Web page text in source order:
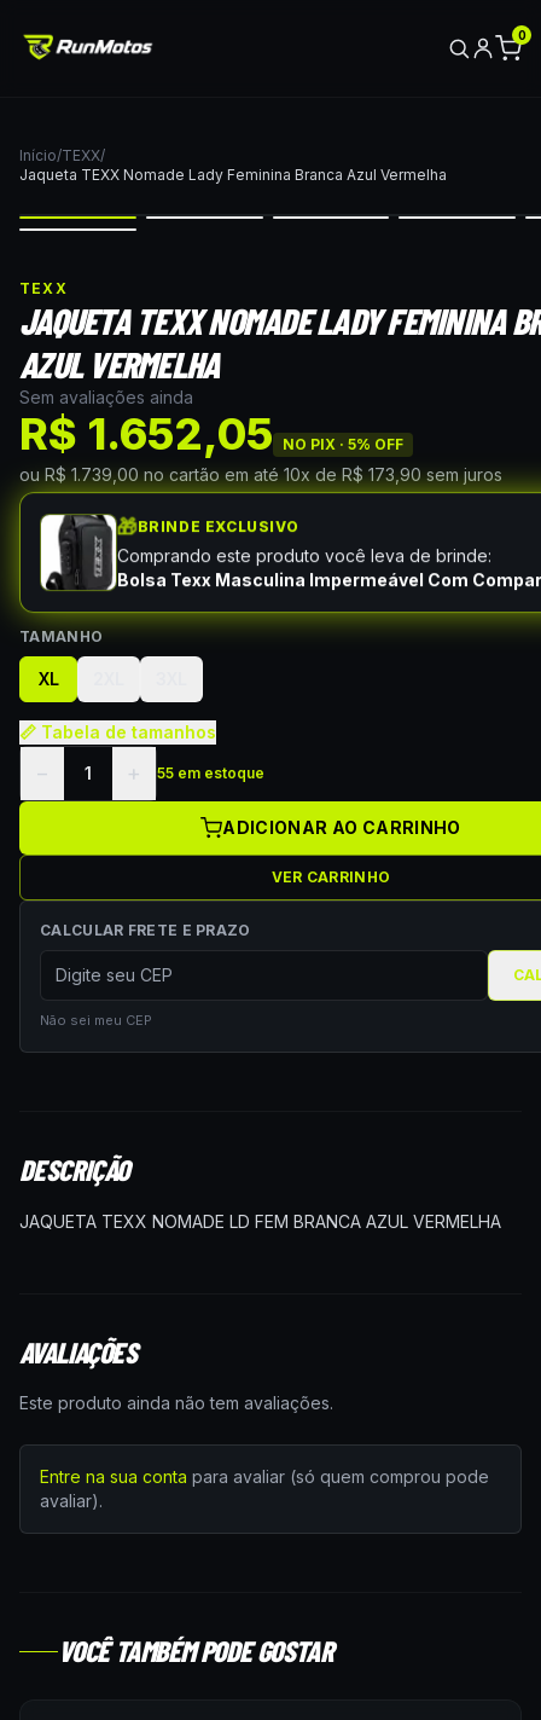
0
Início/TEXX/
Jaqueta TEXX Nomade Lady Feminina Branca Azul Vermelha
TEXX
JAQUETA TEXX NOMADE LADY FEMININA
AZUL VERMELHA
Sem avaliações ainda
R$ 1.652,05 NO PIX · 5% OFF
ou R$ 1.739,00 no cartão em até 10x de R$ 173,90 sem juros
🎁BRINDE EXCLUSIVO
Comprando este produto você leva de brinde:
Bolsa Texx Masculina Impermeável Com
TAMANHO
XL
📏 Tabela de tamanhos
− 1 + 55 em estoque
ADICIONAR AO CARRINHO
VER CARRINHO
CALCULAR FRETE E PRAZO
Não sei meu CEP
DESCRIÇÃO
JAQUETA TEXX NOMADE LD FEM BRANCA AZUL VERMELHA
AVALIAÇÕES
Este produto ainda não tem avaliações.
Entre na sua conta para avaliar (só quem comprou pode
avaliar).
VOCÊ TAMBÉM PODE GOSTAR